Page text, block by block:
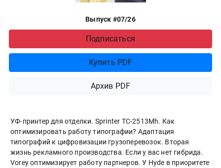
Выпуск #07/26
Подписаться
Купить PDF
Архив PDF
УФ-принтер для отделки. Sprinter ТС-2513Mh. Как
оптимизировать работу типографии? Адаптация
типографий к цифровизации грузоперевозок. Вторая
жизнь рекламного производства. Если у вас нет гибрида.
Vorey оптимизирует работу партнеров. У Hyde в приоритете